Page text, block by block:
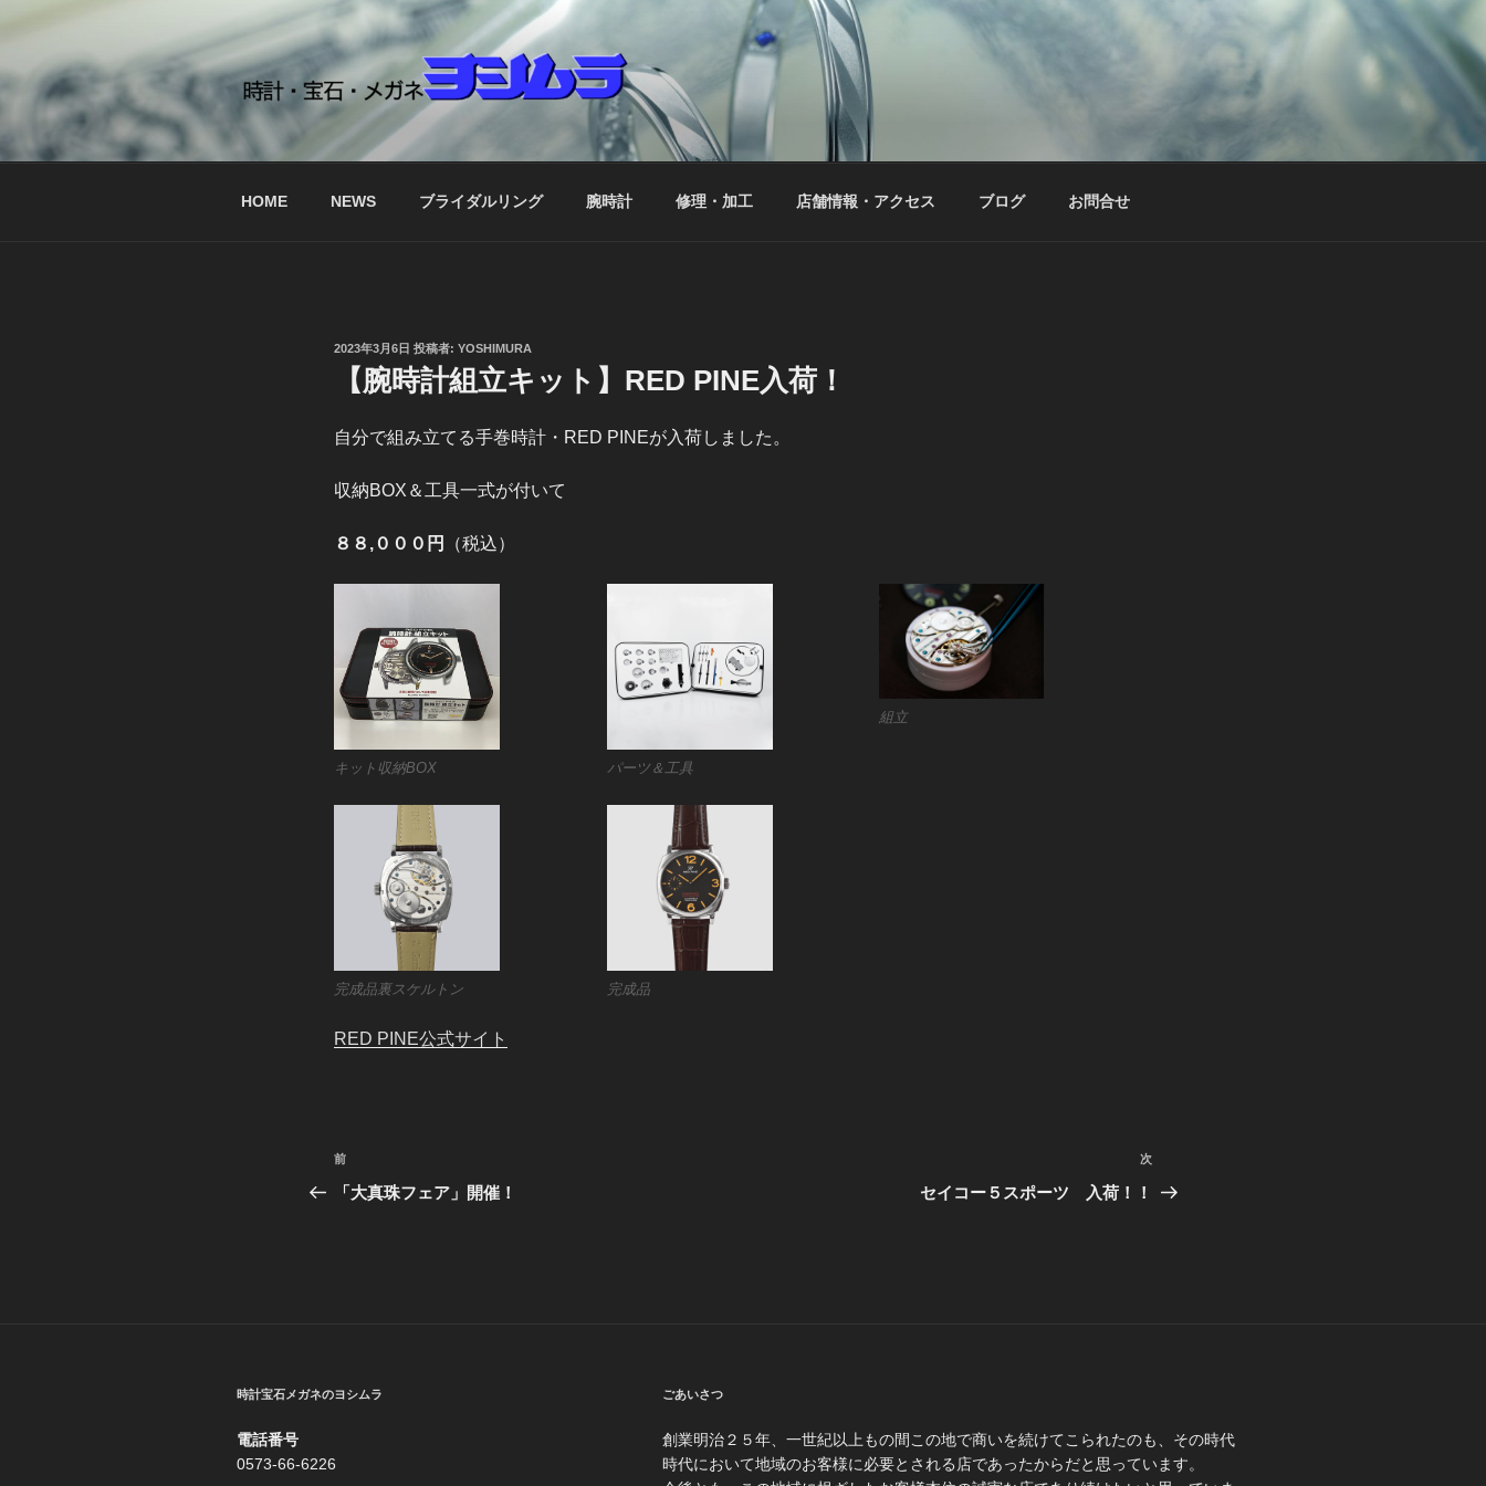
ン
へ
時計宝石メガネのヨシムラ
HOME NEWS ブライダルリング 腕時計 修理・加工 店舗情報・アクセス ブログ お問合せ
投
2023年3月6日 投稿者: YOSHIMURA
【腕時計組立キット】RED PINE入荷！
自分で組み立てる手巻時計・RED PINEが入荷しました。
収納BOX＆工具一式が付いて
８８,０００円 （税込）
キット収納BOX パーツ＆工具
組立
完成品裏スケルトン 完成品
RED PINE公式サイト
投
稿
シ
ン
前
の
前
「大真珠フェア」開催！
次
の
次
セイコー５スポーツ 入荷！！
時計宝石メガネのヨシムラ
電話番号
0573-66-6226
ごあいさつ
創業明治２５年、一世紀以上もの間この地で商いを続けてこられたのも、その時代
時代において地域のお客様に必要とされる店であったからだと思っています。